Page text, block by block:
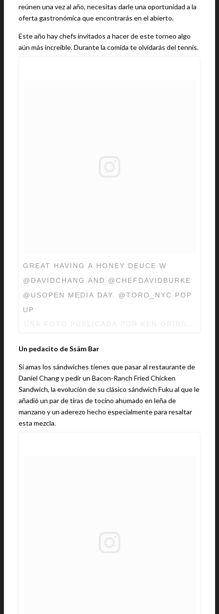
reúnen una vez al año, necesitas darle una oportunidad a la
oferta gastronómica que encontrarás en el abierto.
Este año hay chefs invitados a hacer de este torneo algo
aún más increíble. Durante la comida te olvidarás del tennis.
GREAT HAVING A HONEY DEUCE W
@DAVIDCHANG AND @CHEFDAVIDBURKE
@USOPEN MEDIA DAY. @TORO_NYC POP
UP
Un pedacito de Ssäm Bar
Si amas los sándwiches tienes que pasar al restaurante de
Daniel Chang y pedir un Bacon-Ranch Fried Chicken
Sandwich, la evolución de su clásico sándwich Fuku al que le
añadió un par de tiras de tocino ahumado en leña de
manzano y un aderezo hecho especialmente para resaltar
esta mezcla.